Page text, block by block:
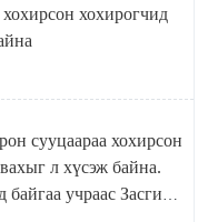
хохирсон хохирогчид
сууцаараа хохирсон
л хүсэж байна.
учраас Засгийн